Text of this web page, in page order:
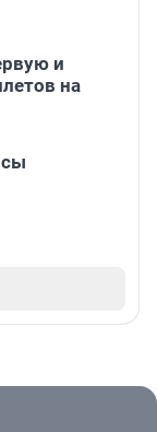
и
на